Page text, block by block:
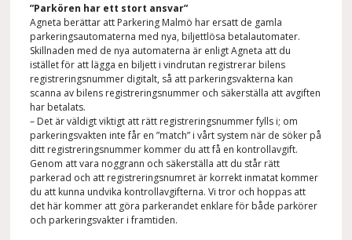
”Parkören har ett stort ansvar”
Agneta berättar att Parkering Malmö har ersatt de gamla
parkeringsautomaterna med nya, biljettlösa betalautomater.
Skillnaden med de nya automaterna är enligt Agneta att du
istället för att lägga en biljett i vindrutan registrerar bilens
registreringsnummer digitalt, så att parkeringsvakterna kan
scanna av bilens registreringsnummer och säkerställa att avgiften
har betalats.
– Det är väldigt viktigt att rätt registreringsnummer fylls i; om
parkeringsvakten inte får en ”match” i vårt system när de söker på
ditt registreringsnummer kommer du att få en kontrollavgift.
Genom att vara noggrann och säkerställa att du står rätt
parkerad och att registreringsnumret är korrekt inmatat kommer
du att kunna undvika kontrollavgifterna. Vi tror och hoppas att
det här kommer att göra parkerandet enklare för både parkörer
och parkeringsvakter i framtiden.